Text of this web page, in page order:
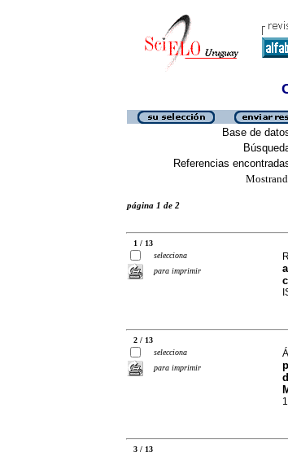
Base de
Referencias
página 1 de 2
1 / 13
selecciona
para imprimir
2 / 13
selecciona
para imprimir
3 / 13